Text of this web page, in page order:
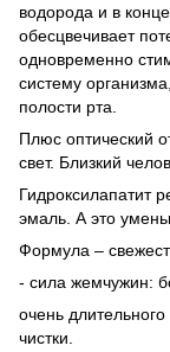
водорода и в
обесцвечивает
одновременно
систему
полости рта.
Плюс оптический
свет. Близкий
Гидроксилапатит
эмаль. А это
Формула –
- сила жемчужин:
очень
чистки.